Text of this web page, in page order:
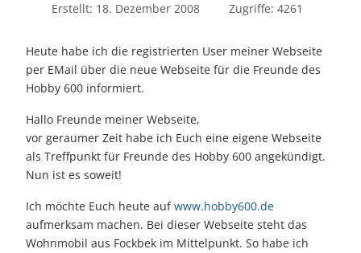
Erstellt: 18. Dezember 2008 Zugriffe: 4261
Heute habe ich die registrierten User meiner Webseite
per EMail über die neue Webseite für die Freunde des
Hobby 600 informiert.
Hallo Freunde meiner Webseite,
vor geraumer Zeit habe ich Euch eine eigene Webseite
als Treffpunkt für Freunde des Hobby 600 angekündigt.
Nun ist es soweit!
Ich möchte Euch heute aufwww.hobby600.de
aufmerksam machen. Bei dieser Webseite steht das
Wohnmobil aus Fockbek im Mittelpunkt. So habe ich